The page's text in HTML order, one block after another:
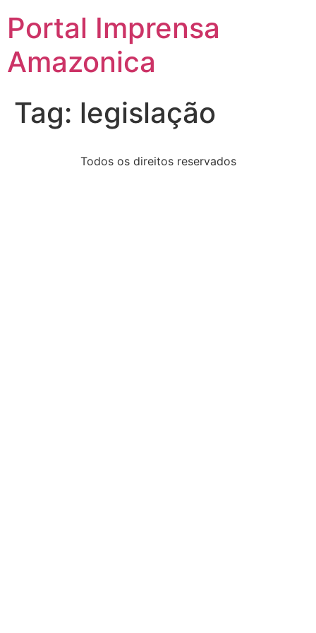
Portal Imprensa
Amazonica
Tag: legislação
Todos os direitos reservados